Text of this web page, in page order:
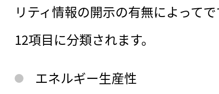
リティ情報の開示の有無によって
12項目に分類されます。
エネルギー生産性